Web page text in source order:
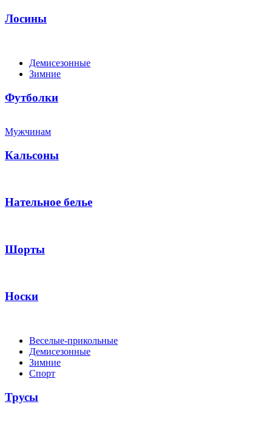
Лосины
Демисезонные
Зимние
Футболки
Мужчинам
Кальсоны
Нательное белье
Шорты
Носки
Веселые-прикольные
Демисезонные
Зимние
Спорт
Трусы